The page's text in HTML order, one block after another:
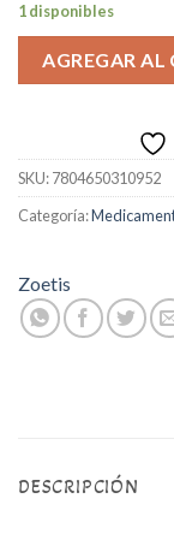
1 disponibles
AGREGAR AL
SKU:7804650310952
Categoría:
Zoetis
DESCRIPCIÓN